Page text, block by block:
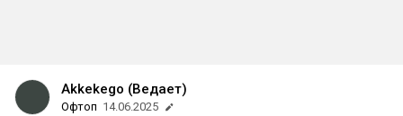
Akkekego (Ведает)
Офтоп 14.06.2025